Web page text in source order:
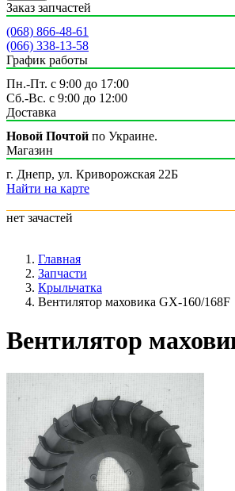
Заказ запчастей
(068) 866-48-61
(066) 338-13-58
График работы
Пн.-Пт. с 9:00 до 17:00
Сб.-Вс. с 9:00 до 12:00
Доставка
Новой Почтой по Украине.
Магазин
г. Днепр, ул. Криворожская 22Б
Найти на карте
нет зачастей
Главная
Запчасти
Крыльчатка
Вентилятор маховика GX-160/168F
Вентилятор